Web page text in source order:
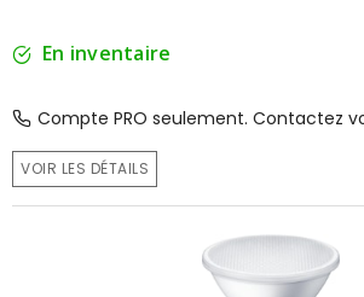
En inventaire
Compte PRO seulement. Contactez
VOIR LES DÉTAILS